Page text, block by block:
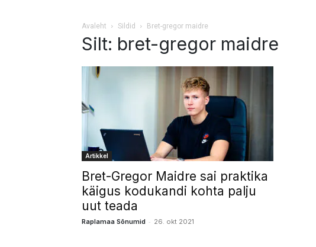
Avaleht Sildid Bret-gregor maidre
Silt: bret-gregor maidre
Artikkel
Bret-Gregor Maidre sai praktika
käigus kodukandi kohta palju
uut teada
Raplamaa Sõnumid - 26. okt 2021